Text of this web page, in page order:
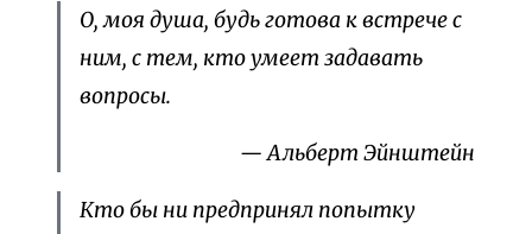
О, моя душа, будь готова к встрече с
ним, с тем, кто умеет задавать
вопросы.
— Альберт Эйнштейн
Кто бы ни предпринял попытку